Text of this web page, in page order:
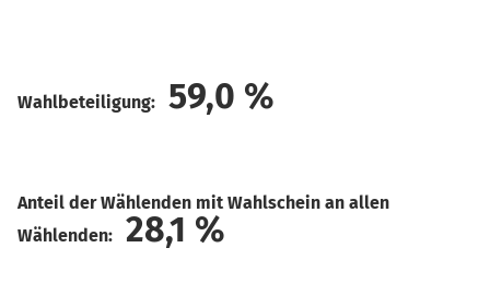
Wahlbeteiligung: 59,0 %
Anteil der Wählenden mit Wahlschein an allen
Wählenden:
28,1 %